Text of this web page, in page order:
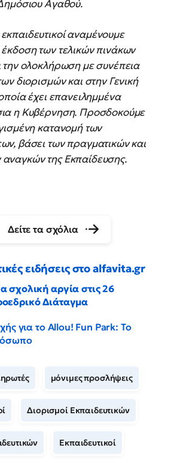
Αγαθού.
αναμένουμε
των τελικών πινάκων
ολοκλήρωση με συνέπεια
διορισμών και στην Γενική
έχει επανειλημμένα
η Κυβέρνηση. Προσδοκούμε
κατανομή των
βάσει των πραγματικών και
της Εκπαίδευσης.
Δείτε τα σχόλια
ειδήσεις στο alfavita.gr
σχολική αργία στις 26
Διάταγμα
για το Allou! Fun Park: Το
μόνιμες προσλήψεις
Διορισμοί Εκπαιδευτικών
Εκπαιδευτικοί